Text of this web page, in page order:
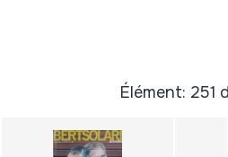
Élément: 251